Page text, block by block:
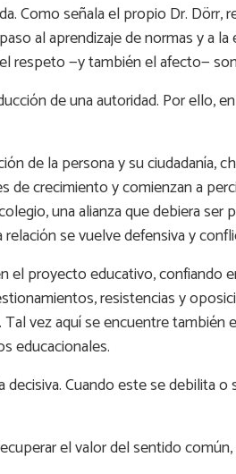
Como señala el propio Dr. Dörr,
al aprendizaje de normas y a
respeto —y también el afecto—
de una autoridad. Por ello,
de la persona y su ciudadanía,
crecimiento y comienzan a
una alianza que debiera ser
se vuelve defensiva y
el proyecto educativo, confiando
resistencias y
vez aquí se encuentre también
educacionales.
Cuando este se debilita o
el valor del sentido